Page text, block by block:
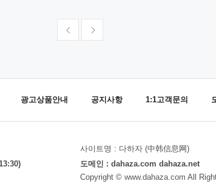
광고상품안내 공지사항 1:1고객문의
사이트명 : 다하자 (中韩信息网)
도메인 : dahaza.com dahaza.net
Copyright © www.dahaza.com All